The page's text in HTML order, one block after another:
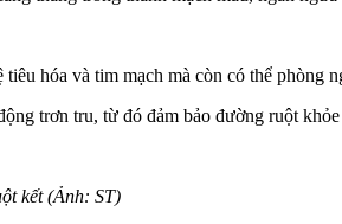
hóa và tim mạch mà còn có thể phòng
trơn tru, từ đó đảm bảo đường ruột
kết (Ảnh: ST)